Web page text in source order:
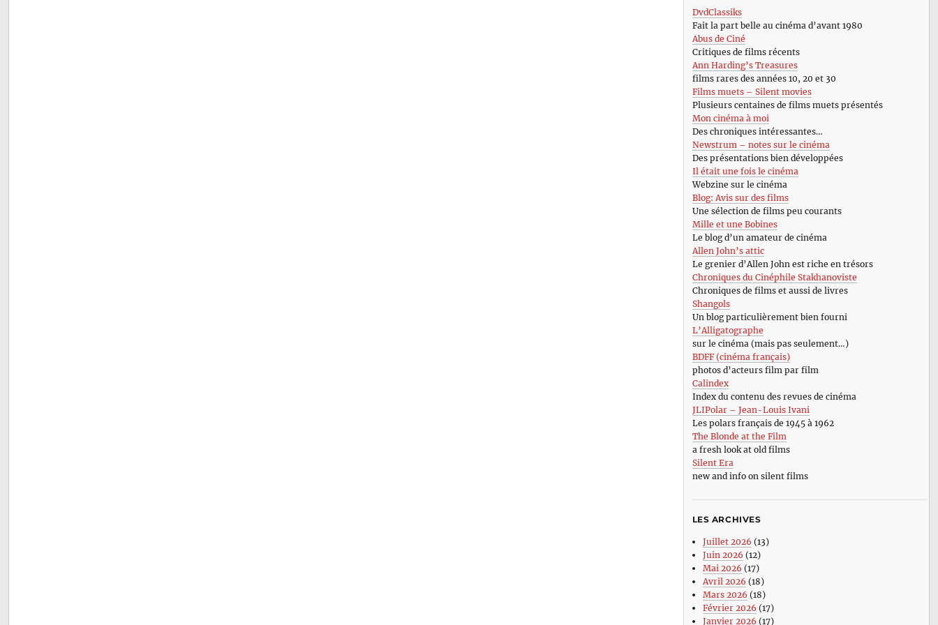
DvdClassiks
Fait la part belle au cinéma d’avant 1980
Abus de Ciné
Critiques de films récents
Ann Harding’s Treasures
films rares des années 10, 20 et 30
Films muets – Silent movies
Plusieurs centaines de films muets présentés
Mon cinéma à moi
Des chroniques intéressantes…
Newstrum – notes sur le cinéma
Des présentations bien développées
Il était une fois le cinéma
Webzine sur le cinéma
Blog: Avis sur des films
Une sélection de films peu courants
Mille et une Bobines
Le blog d’un amateur de cinéma
Allen John’s attic
Le grenier d’Allen John est riche en trésors
Chroniques du Cinéphile Stakhanoviste
Chroniques de films et aussi de livres
Shangols
Un blog particulièrement bien fourni
L’Alligatographe
sur le cinéma (mais pas seulement…)
BDFF (cinéma français)
photos d’acteurs film par film
Calindex
Index du contenu des revues de cinéma
JLIPolar – Jean-Louis Ivani
Les polars français de 1945 à 1962
The Blonde at the Film
a fresh look at old films
Silent Era
new and info on silent films
LES ARCHIVES
Juillet 2026 (13)
Juin 2026 (12)
Mai 2026 (17)
Avril 2026 (18)
Mars 2026 (18)
Février 2026 (17)
Janvier 2026 (17)